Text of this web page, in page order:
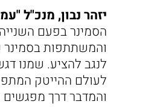
יזהר נבון, מנכ"ל
הסמינר בפעם
והמשתתפות בסמינר
לנגב להציע. שמנו
לעולם ההייטק
והמדבר דרך